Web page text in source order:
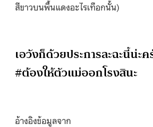
สีขาวบนพื้นแดงอะไรเทือกนั้น)
เอวังก็ด้วยประการละฉะนี้น่ะ
#ต้องให้ตัวแม่ออกโรงสินะ
อ้างอิงข้อมูลจาก